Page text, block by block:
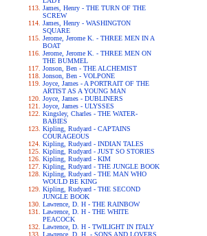
James, Henry - THE TURN OF THE
SCREW
James, Henry - WASHINGTON
SQUARE
Jerome, Jerome K. - THREE MEN IN A
BOAT
Jerome, Jerome K. - THREE MEN ON
THE BUMMEL
Jonson, Ben - THE ALCHEMIST
Jonson, Ben - VOLPONE
Joyce, James - A PORTRAIT OF THE
ARTIST AS A YOUNG MAN
Joyce, James - DUBLINERS
Joyce, James - ULYSSES
Kingsley, Charles - THE WATER-
BABIES
Kipling, Rudyard - CAPTAINS
COURAGEOUS
Kipling, Rudyard - INDIAN TALES
Kipling, Rudyard - JUST SO STORIES
Kipling, Rudyard - KIM
Kipling, Rudyard - THE JUNGLE BOOK
Kipling, Rudyard - THE MAN WHO
WOULD BE KING
Kipling, Rudyard - THE SECOND
JUNGLE BOOK
Lawrence, D. H - THE RAINBOW
Lawrence, D. H - THE WHITE
PEACOCK
Lawrence, D. H - TWILIGHT IN ITALY
Lawrence, D. H. - SONS AND LOVERS